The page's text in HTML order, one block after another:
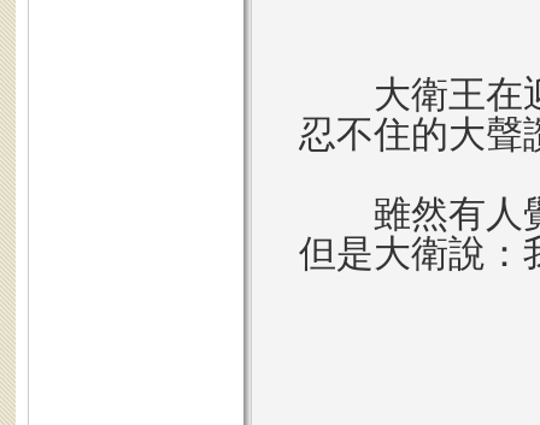
大衛王在
忍不住的大聲
雖然有人
但是大衛說：